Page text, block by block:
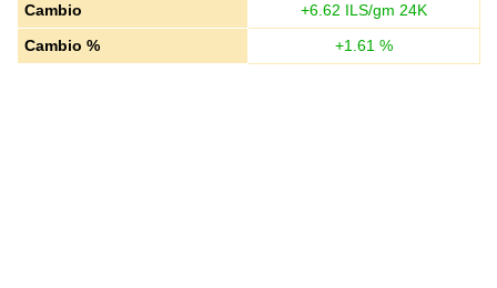
Cambio
+6.62 ILS/gm 24K
Cambio %
+1.61 %